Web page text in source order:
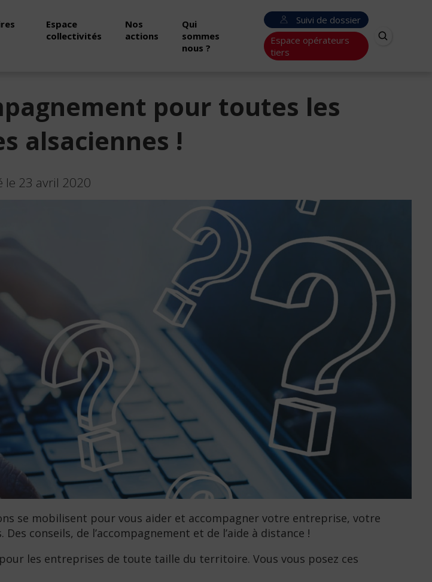
Espace
collectivités
Nos
actions
Qui
sommes
nous ?
Suivi de dossier
Espace opérateurs
tiers
pour toutes les
alsaciennes !
le 23 avril 2020
se mobilisent pour vous aider et accompagner votre entreprise, votre
conseils, de l’accompagnement et de l’aide à distance !
les entreprises de toute taille du territoire. Vous vous posez ces